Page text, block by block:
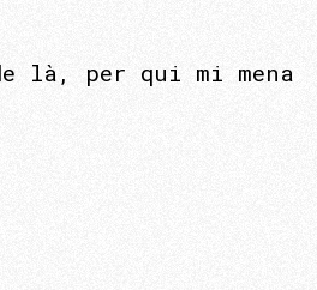
là, per qui mi mena